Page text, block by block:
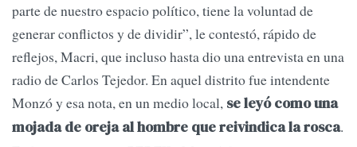
parte de nuestro espacio político, tiene la voluntad de
generar conflictos y de dividir”, le contestó, rápido de
reflejos, Macri, que incluso hasta dio una entrevista en una
radio de Carlos Tejedor. En aquel distrito fue intendente
Monzó y esa nota, en un medio local, se leyó como una
mojada de oreja al hombre que reivindica la rosca.